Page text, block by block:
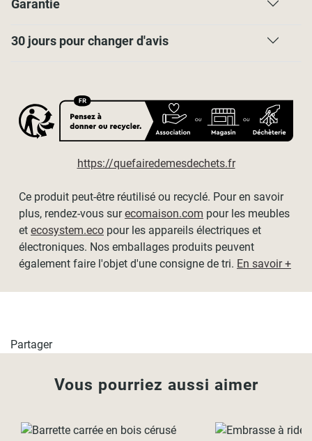
Garantie
30 jours pour changer d'avis
https://quefairedemesdechets.fr
Ce produit peut-être réutilisé ou recyclé. Pour en savoir
plus, rendez-vous surecomaison.com pour les meubles
et ecosystem.eco pour les appareils électriques et
électroniques. Nos emballages produits peuvent
également faire l'objet d'une consigne de tri. En savoir +
Partager
Vous pourriez aussi aimer